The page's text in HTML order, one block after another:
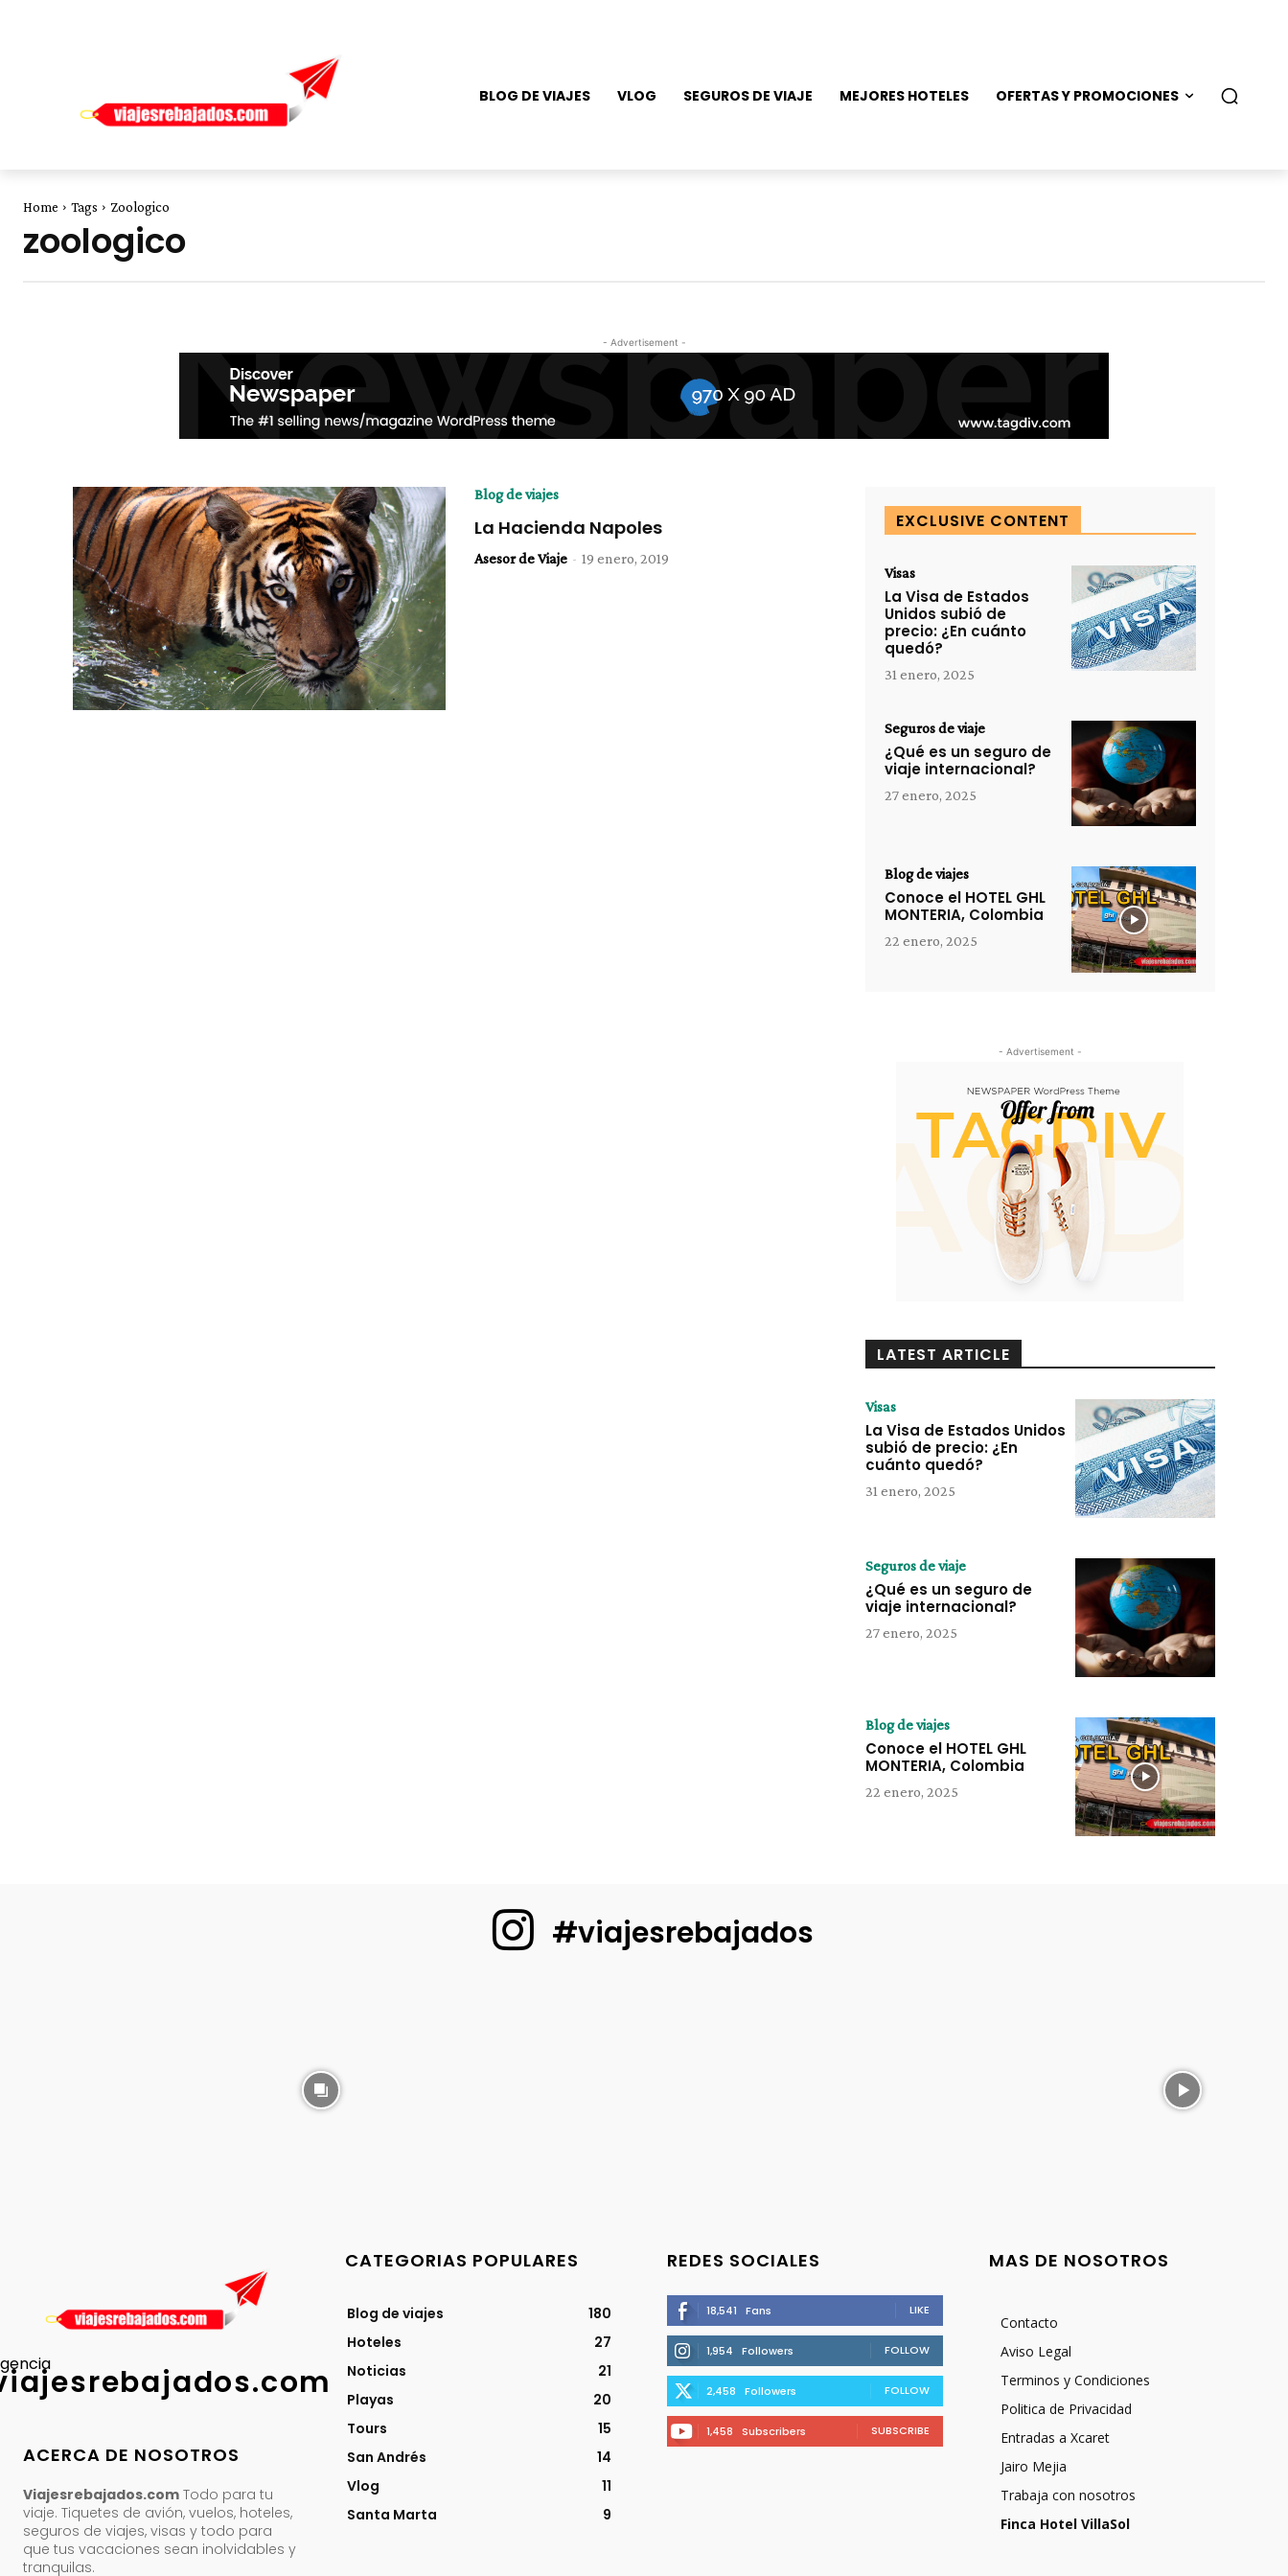
BLOG DE VIAJES VLOG SEGUROS DE VIAJE MEJORES HOTELES OFERTAS Y PROMOCIONES
Home Tags Zoologico
zoologico
- Advertisement -
Blog de viajes
La Hacienda Napoles
Asesor de Viaje - 19 enero, 2019
EXCLUSIVE CONTENT
Visas
La Visa de Estados
Unidos subió de
precio: ¿En cuánto
quedó?
31 enero, 2025
Seguros de viaje
¿Qué es un seguro de
viaje internacional?
27 enero, 2025
Blog de viajes
Conoce el HOTEL GHL
MONTERIA, Colombia
22 enero, 2025
- Advertisement -
LATEST ARTICLE
Visas
La Visa de Estados Unidos
subió de precio: ¿En
cuánto quedó?
31 enero, 2025
Seguros de viaje
¿Qué es un seguro de
viaje internacional?
27 enero, 2025
Blog de viajes
Conoce el HOTEL GHL
MONTERIA, Colombia
22 enero, 2025
#viajesrebajados
ACERCA DE NOSOTROS
Viajesrebajados.com Todo para tu
viaje. Tiquetes de avión, vuelos, hoteles,
seguros de viajes, visas y todo para
que tus vacaciones sean inolvidables y
tranquilas.
CATEGORIAS POPULARES
Blog de viajes
180
Hoteles
27
Noticias
21
Playas
20
Tours
15
San Andrés
14
Vlog
11
Santa Marta
9
REDES SOCIALES
18,541 Fans LIKE
1,954 Followers FOLLOW
2,458 Followers FOLLOW
1,458 Subscribers SUBSCRIBE
MAS DE NOSOTROS
Contacto
Aviso Legal
Terminos y Condiciones
Politica de Privacidad
Entradas a Xcaret
Jairo Mejia
Trabaja con nosotros
Finca Hotel VillaSol